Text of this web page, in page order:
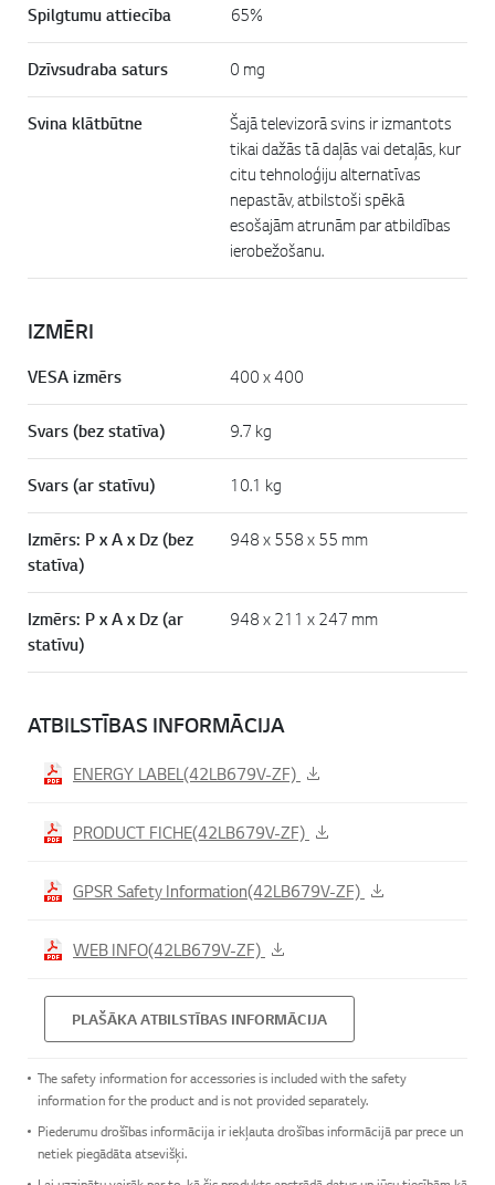
Spilgtumu attiecība 65%
Dzīvsudraba saturs 0 mg
Svina klātbūtne
Šajā televizorā svins ir izmantots
tikai dažās tā daļās vai detaļās, kur
citu tehnoloģiju alternatīvas
nepastāv, atbilstoši spēkā
esošajām atrunām par atbildības
ierobežošanu.
IZMĒRI
VESA izmērs 400 x 400
Svars (bez statīva) 9.7 kg
Svars (ar statīvu) 10.1 kg
Izmērs: P x A x Dz (bez
statīva)
948 x 558 x 55 mm
Izmērs: P x A x Dz (ar
statīvu)
948 x 211 x 247 mm
ATBILSTĪBAS INFORMĀCIJA
ENERGY LABEL(42LB679V-ZF)
PRODUCT FICHE(42LB679V-ZF)
GPSR Safety Information(42LB679V-ZF)
WEB INFO(42LB679V-ZF)
PLAŠĀKA ATBILSTĪBAS INFORMĀCIJA
The safety information for accessories is included with the safety
information for the product and is not provided separately.
Piederumu drošības informācija ir iekļauta drošības informācijā par prece un
netiek piegādāta atsevišķi.